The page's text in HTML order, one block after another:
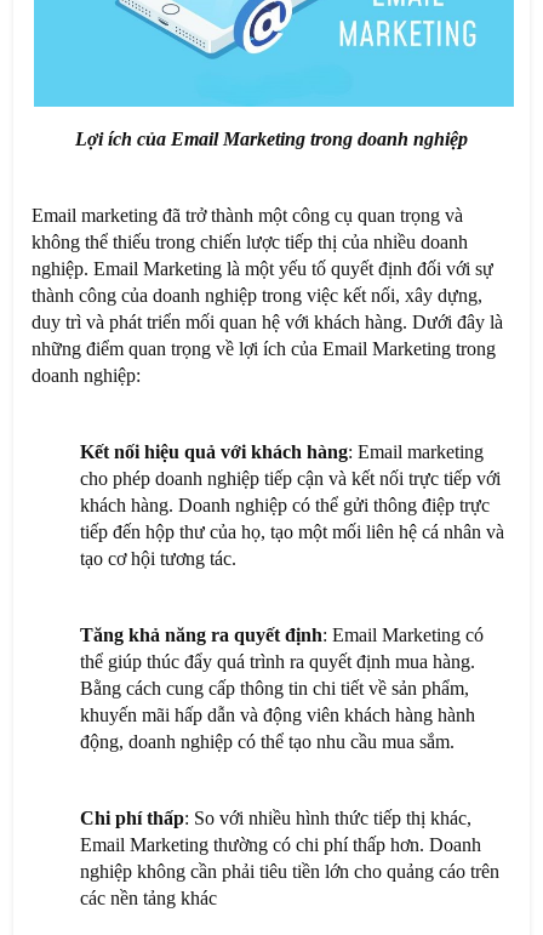
Lợi ích của Email Marketing trong doanh nghiệp
Email marketing đã trở thành một công cụ quan trọng và
không thể thiếu trong chiến lược tiếp thị của nhiều doanh
nghiệp. Email Marketing là một yếu tố quyết định đối với sự
thành công của doanh nghiệp trong việc kết nối, xây dựng,
duy trì và phát triển mối quan hệ với khách hàng. Dưới đây là
những điểm quan trọng về lợi ích của Email Marketing trong
doanh nghiệp:
Kết nối hiệu quả với khách hàng: Email marketing
cho phép doanh nghiệp tiếp cận và kết nối trực tiếp với
khách hàng. Doanh nghiệp có thể gửi thông điệp trực
tiếp đến hộp thư của họ, tạo một mối liên hệ cá nhân và
tạo cơ hội tương tác.
Tăng khả năng ra quyết định: Email Marketing có
thể giúp thúc đẩy quá trình ra quyết định mua hàng.
Bằng cách cung cấp thông tin chi tiết về sản phẩm,
khuyến mãi hấp dẫn và động viên khách hàng hành
động, doanh nghiệp có thể tạo nhu cầu mua sắm.
Chi phí thấp: So với nhiều hình thức tiếp thị khác,
Email Marketing thường có chi phí thấp hơn. Doanh
nghiệp không cần phải tiêu tiền lớn cho quảng cáo trên
các nền tảng khác